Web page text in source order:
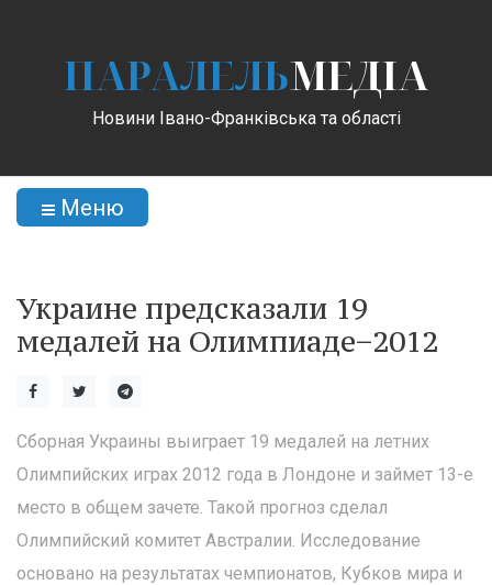
ПАРАЛЕЛЬМЕДІА
Новини Івано-Франківська та області
Меню
Украине предсказали 19
медалей на Олимпиаде−2012
Сборная Украины выиграет 19 медалей на летних
Олимпийских играх 2012 года в Лондоне и займет 13-е
место в общем зачете. Такой прогноз сделал
Олимпийский комитет Австралии. Исследование
основано на результатах чемпионатов, Кубков мира и